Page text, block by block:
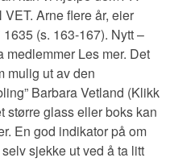
Arne flere år, eier
(s. 163-167). Nytt –
medlemmer Les mer. Det
mulig ut av den
Barbara Vetland (Klikk
større glass eller boks kan
En god indikator på om
sjekke ut ved å ta litt